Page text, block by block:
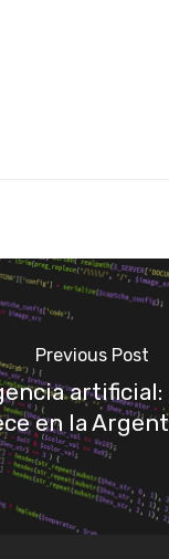
Previous Post
artificial:
en la